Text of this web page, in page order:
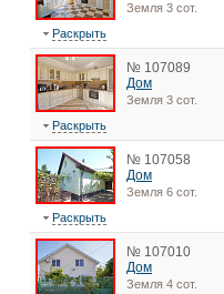
Земля 3 сот.
Раскрыть
№ 107089
Дом
Земля 3 сот.
Раскрыть
№ 107058
Дом
Земля 6 сот.
Раскрыть
№ 107010
Дом
Земля 4 сот.